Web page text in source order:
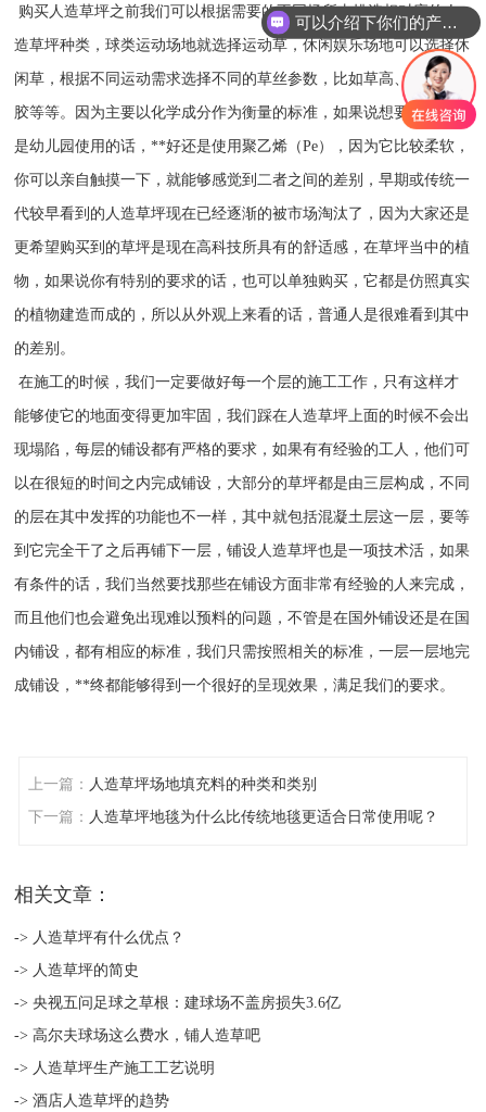
购买人造草坪之前我们可以根据需要的不同场所去挑选相对应的人
造草坪种类，球类运动场地就选择运动草，休闲娱乐场地可以选择休
闲草，根据不同运动需求选择不同的草丝参数，比如草高、密度、背
胶等等。因为主要以化学成分作为衡量的标准，如果说想要在**或者
是幼儿园使用的话，**好还是使用聚乙烯（Pe），因为它比较柔软，
你可以亲自触摸一下，就能够感觉到二者之间的差别，早期或传统一
代较早看到的人造草坪现在已经逐渐的被市场淘汰了，因为大家还是
更希望购买到的草坪是现在高科技所具有的舒适感，在草坪当中的植
物，如果说你有特别的要求的话，也可以单独购买，它都是仿照真实
的植物建造而成的，所以从外观上来看的话，普通人是很难看到其中
的差别。
在施工的时候，我们一定要做好每一个层的施工工作，只有这样才
能够使它的地面变得更加牢固，我们踩在人造草坪上面的时候不会出
现塌陷，每层的铺设都有严格的要求，如果有有经验的工人，他们可
以在很短的时间之内完成铺设，大部分的草坪都是由三层构成，不同
的层在其中发挥的功能也不一样，其中就包括混凝土层这一层，要等
到它完全干了之后再铺下一层，铺设人造草坪也是一项技术活，如果
有条件的话，我们当然要找那些在铺设方面非常有经验的人来完成，
而且他们也会避免出现难以预料的问题，不管是在国外铺设还是在国
内铺设，都有相应的标准，我们只需按照相关的标准，一层一层地完
成铺设，**终都能够得到一个很好的呈现效果，满足我们的要求。
上一篇： 人造草坪场地填充料的种类和类别
下一篇： 人造草坪地毯为什么比传统地毯更适合日常使用呢？
相关文章：
-> 人造草坪有什么优点？
-> 人造草坪的简史
-> 央视五问足球之草根：建球场不盖房损失3.6亿
-> 高尔夫球场这么费水，铺人造草吧
-> 人造草坪生产施工工艺说明
-> 酒店人造草坪的趋势
可以介绍下你们的产品么